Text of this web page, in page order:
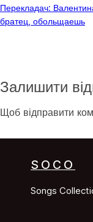
Перекладач:
братец, обольщаешь
Залишити
Щоб відправити
SOCO
Songs